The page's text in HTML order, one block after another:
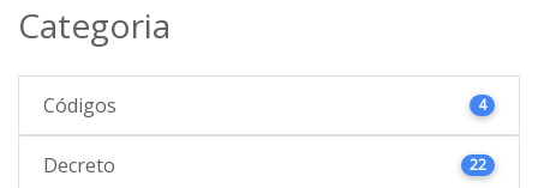
Categoria
Códigos 4
Decreto 22